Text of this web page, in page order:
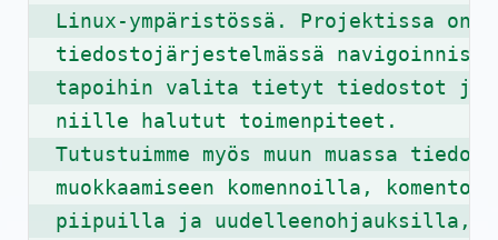
Linux-ympäristössä. Projektissa on
tiedostojärjestelmässä
tapoihin valita tietyt tiedostot ja
niille halutut toimenpiteet.
Tutustuimme myös muun muassa
muokkaamiseen komennoilla,
piipuilla ja uudelleenohjauksilla,